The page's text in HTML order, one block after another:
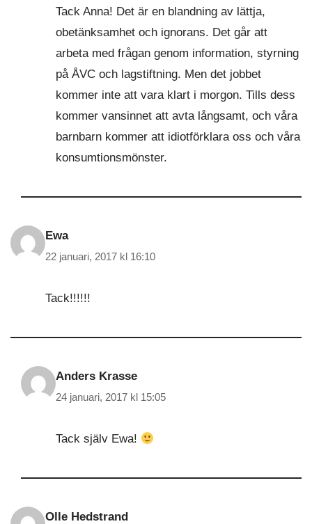
Tack Anna! Det är en blandning av lättja,
obetänksamhet och ignorans. Det går att
arbeta med frågan genom information, styrning
på ÅVC och lagstiftning. Men det jobbet
kommer inte att vara klart i morgon. Tills dess
kommer vansinnet att avta långsamt, och våra
barnbarn kommer att idiotförklara oss och våra
konsumtionsmönster.
Ewa
22 januari, 2017 kl 16:10
Tack!!!!!!
Anders Krasse
24 januari, 2017 kl 15:05
Tack själv Ewa!
Olle Hedstrand